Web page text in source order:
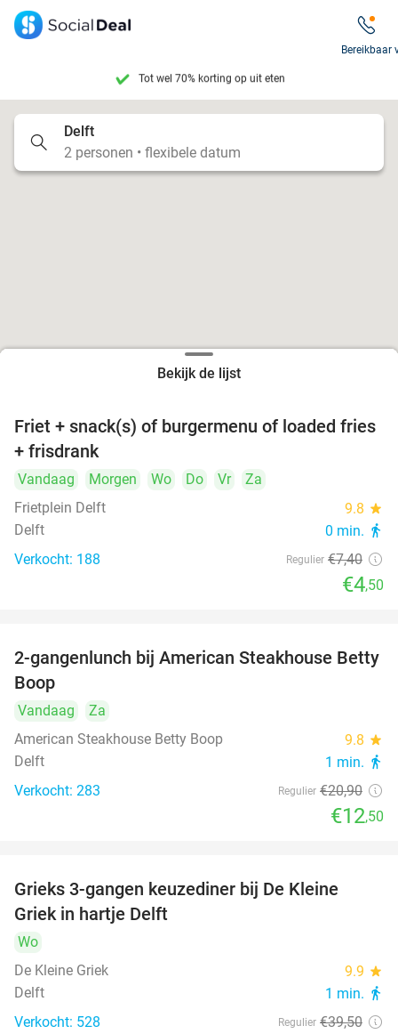
7 dagen per week beschikbaar
10+ miljoen leden
9,4 op basis van
Tot wel 70% korting op uit eten
Bereikbaar
Delft
2 personen • flexibele datum
Bekijk de lijst
39%
Friet + snack(s) of burgermenu of loaded fries
+ frisdrank
Vandaag Morgen Wo Do Vr
Za
Frietplein Delft
9.8 star
Delft 0 min. directions_walk
Verkocht: 188 Regulier €7,40
€4,50
40%
2-gangenlunch bij American Steakhouse Betty
Boop
Vandaag
Za
American Steakhouse Betty Boop
9.8 star
Delft 1 min. directions_walk
Verkocht: 283 Regulier €20,90
€12,50
Grieks 3-gangen keuzediner bij De Kleine
Griek in hartje Delft
Wo
De Kleine Griek
9.9 star
Delft 1 min. directions_walk
Verkocht: 528 Regulier €39,50